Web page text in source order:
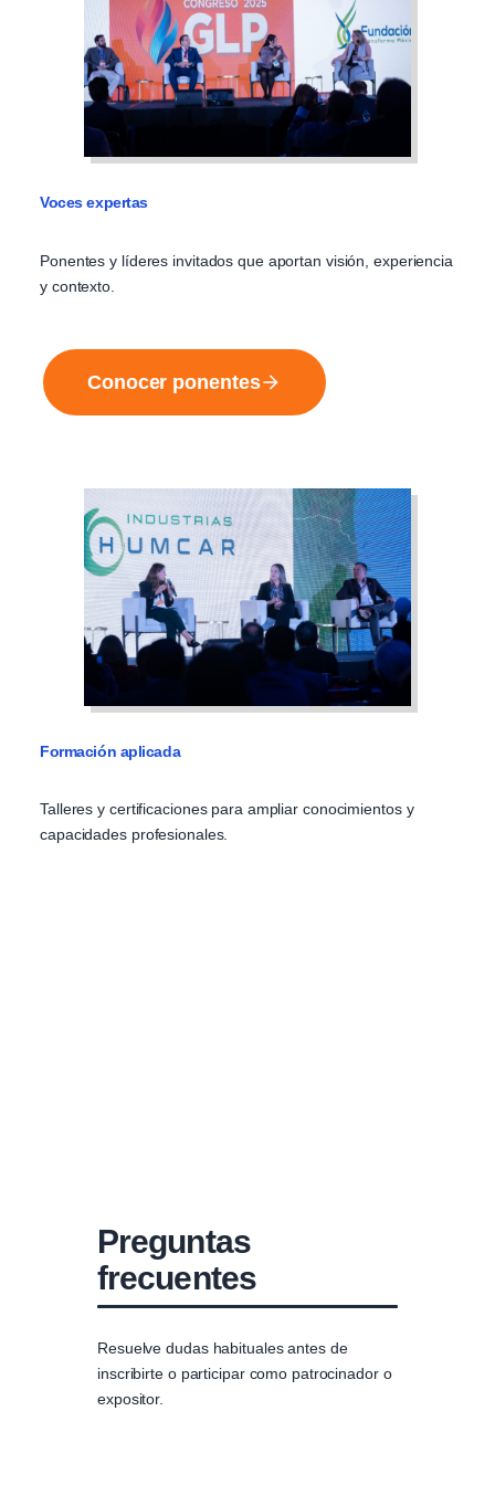
Voces expertas
Ponentes y líderes invitados que aportan visión, experiencia
y contexto.
Conocer ponentes
Formación aplicada
Talleres y certificaciones para ampliar conocimientos y
capacidades profesionales.
Preguntas
frecuentes
Resuelve dudas habituales antes de
inscribirte o participar como patrocinador o
expositor.